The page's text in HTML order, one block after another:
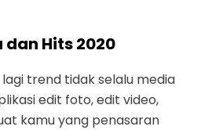
Hits 2020
trend tidak selalu media
edit foto, edit video,
kamu yang penasaran